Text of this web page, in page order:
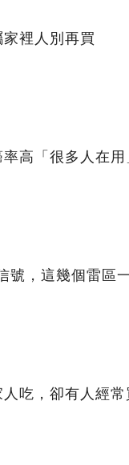
裡人別再買
高「很多人在用
號，這幾個雷區
吃，卻有人經常